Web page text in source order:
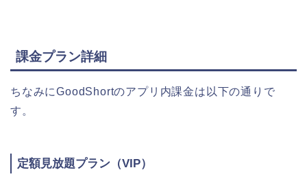
課金プラン詳細
ちなみにGoodShortのアプリ内課金は以下の通りで
す。
定額見放題プラン（VIP）